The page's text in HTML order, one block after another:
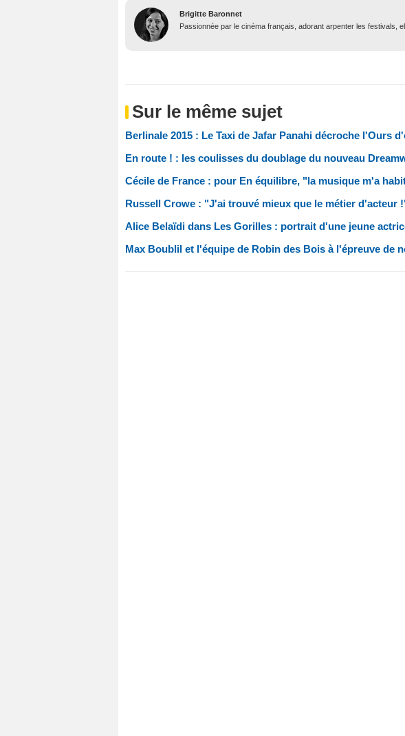
Brigitte Baronnet
Passionnée par le cinéma français, adorant arpenter les festivals,
Sur le même sujet
Berlinale 2015 : Le Taxi de Jafar Panahi décroche l'Ours
En route ! : les coulisses du doublage du nouveau
Cécile de France : pour En équilibre, "la musique m'a
Russell Crowe : "J'ai trouvé mieux que le métier d'acteur
Alice Belaïdi dans Les Gorilles : portrait d'une jeune
Max Boublil et l'équipe de Robin des Bois à l'épreuve de